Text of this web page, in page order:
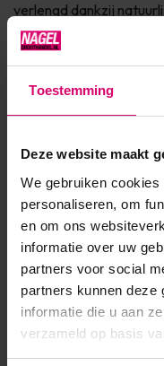
Toestemming
Deze website maakt
We gebruiken
personaliseren, om
en om ons
informatie over uw
partners voor social
partners kunnen deze
informatie die u aan
verzameld op basis
verlengd dankzij
en vitamine E voor de
& 7Free* Verkrijgbaar
Free: vrij van
Product specificaties
EAN